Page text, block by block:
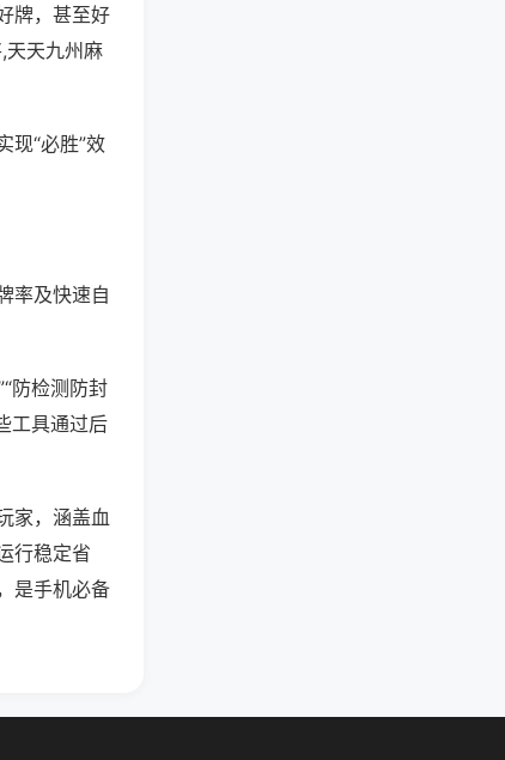
牌，甚至好
天天九州麻
现“必胜”效
率及快速自
防检测防封
工具通过后
家，涵盖血
行稳定省
是手机必备